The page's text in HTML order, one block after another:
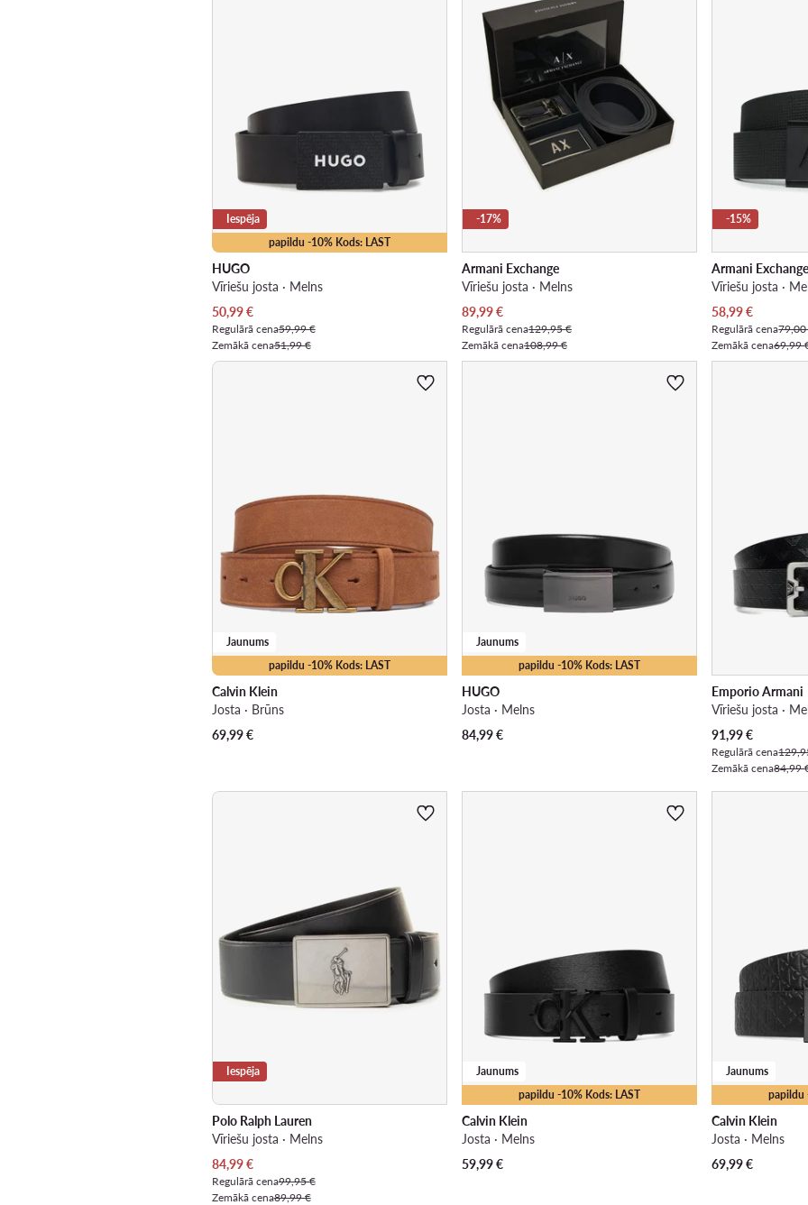
papildu -10% Kods: LAST
Iespēja
HUGO
Vīriešu josta · Melns
Pašreizējā cena
50,99€
Regulārā cena59,99 €
Zemākā cena51,99 €
-17%
Armani Exchange
Vīriešu josta · Melns
Pašreizējā cena
89,99€
Regulārā cena129,95 €
Zemākā cena108,99 €
-15%
Armani Exchange
Vīriešu josta ·
Pašreizējā cena
58,99€
Regulārā cena
Zemākā cena69,99
papildu -10% Kods: LAST
Jaunums
Calvin Klein
Josta · Brūns
69,99€
papildu -10% Kods: LAST
Jaunums
HUGO
Josta · Melns
84,99€
Emporio Armani
Vīriešu josta ·
Pašreizējā cena
91,99€
Regulārā cena
Zemākā cena84,99
Iespēja
Polo Ralph Lauren
Vīriešu josta · Melns
Pašreizējā cena
84,99€
Regulārā cena99,95 €
Zemākā cena89,99 €
papildu -10% Kods: LAST
Jaunums
Calvin Klein
Josta · Melns
59,99€
papildu
Jaunums
Calvin Klein
Josta · Melns
69,99€